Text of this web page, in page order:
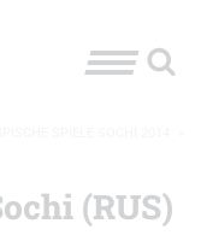
(RUS)